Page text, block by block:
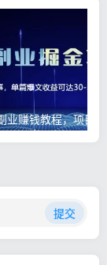
提交